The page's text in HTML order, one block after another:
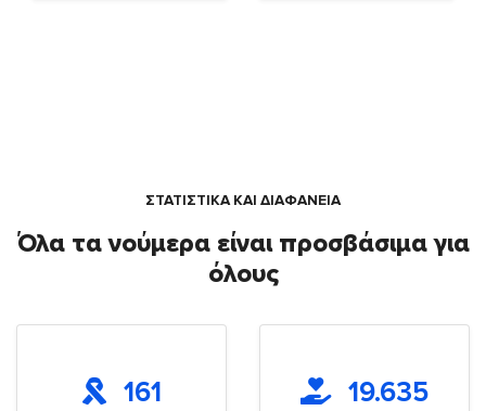
ΣΤΑΤΙΣΤΙΚΑ ΚΑΙ ΔΙΑΦΑΝΕΙΑ
Όλα τα νούμερα είναι προσβάσιμα για
όλους
161 19.635